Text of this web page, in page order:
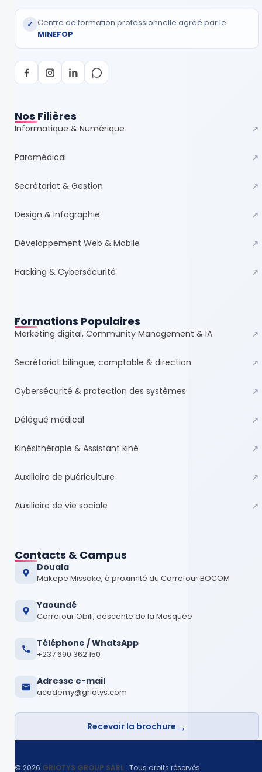
✓ Centre de formation professionnelle agréé par le
MINEFOP
Nos Filières
Informatique & Numérique ↗
Paramédical ↗
Secrétariat & Gestion ↗
Design & Infographie ↗
Développement Web & Mobile ↗
Hacking & Cybersécurité ↗
Formations Populaires
Marketing digital, Community Management & IA ↗
Secrétariat bilingue, comptable & direction ↗
Cybersécurité & protection des systèmes ↗
Délégué médical ↗
Kinésithérapie & Assistant kiné ↗
Auxiliaire de puériculture ↗
Auxiliaire de vie sociale ↗
Contacts & Campus
Douala
Makepe Missoke, à proximité du Carrefour BOCOM
Yaoundé
Carrefour Obili, descente de la Mosquée
Téléphone / WhatsApp
+237 690 362 150
Adresse e-mail
academy@griotys.com
Recevoir la brochure →
© 2026 GRIOTYS GROUP SARL . Tous droits réservés.